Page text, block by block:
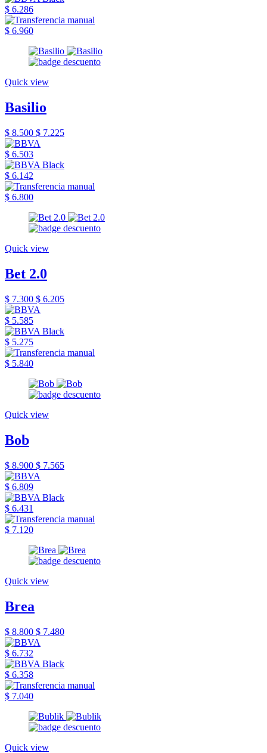
$ 6.286
$ 6.960
Quick view
Basilio
$ 8.500 $ 7.225
$ 6.503
$ 6.142
$ 6.800
Quick view
Bet 2.0
$ 7.300 $ 6.205
$ 5.585
$ 5.275
$ 5.840
Quick view
Bob
$ 8.900 $ 7.565
$ 6.809
$ 6.431
$ 7.120
Quick view
Brea
$ 8.800 $ 7.480
$ 6.732
$ 6.358
$ 7.040
Quick view